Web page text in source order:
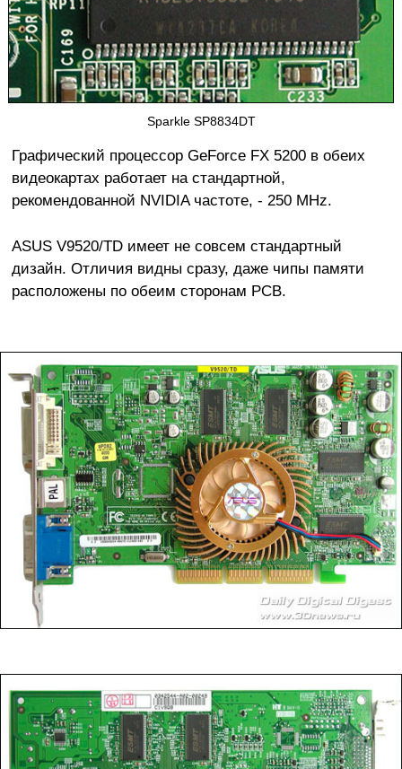
Sparkle SP8834DT
Графический процессор GeForce FX 5200 в обеих
видеокартах работает на стандартной,
рекомендованной NVIDIA частоте, - 250 MHz.
ASUS V9520/TD имеет не совсем стандартный
дизайн. Отличия видны сразу, даже чипы памяти
расположены по обеим сторонам PCB.